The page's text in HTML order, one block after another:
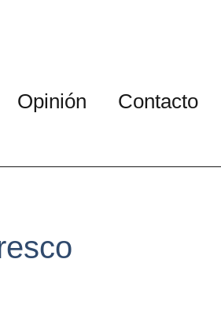
Opinión Contacto